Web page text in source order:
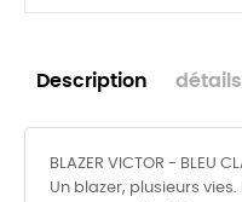
Description
BLAZER VICTOR - BLEU
Un blazer, plusieurs vies.